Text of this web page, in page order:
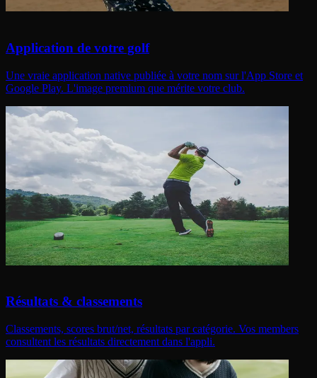
Application de votre golf
Une vraie application native publiée à votre nom sur l'App Store et
Google Play. L'image premium que mérite votre club.
Résultats & classements
Classements, scores brut/net, résultats par catégorie. Vos members
consultent les résultats directement dans l'appli.